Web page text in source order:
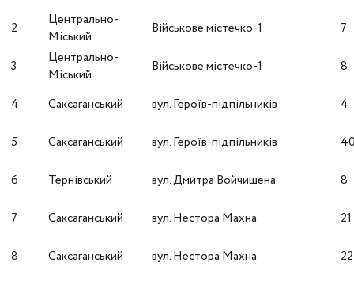
2
Центрально-
Міський
Військове містечко-1 7
3
Центрально-
Міський
Військове містечко-1 8
4 Саксаганський вул. Героїв-підпільників 4
5 Саксаганський вул. Героїв-підпільників
6 Тернівський вул. Дмитра Войчишена 8
7 Саксаганський вул. Нестора Махна 21
8 Саксаганський вул. Нестора Махна 22